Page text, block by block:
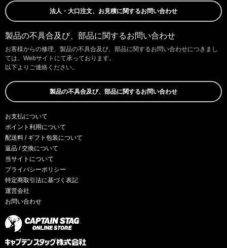
法人・大口注文、お見積に関するお問い合わせ
製品の不具合及び、部品に関するお問い合わせ
お客様からの修理、製品の不具合及び、部品に関するお問い合わせにつきまし
ては、Webサイトにて承っております。
以下よりご連絡ください。
製品の不具合及び、部品に関するお問い合わせ
お支払について
ポイント利用について
配送料 / ギフト包装について
返品 / 交換について
当サイトについて
プライバシーポリシー
特定商取引法に基づく表記
運営会社
お問い合わせ